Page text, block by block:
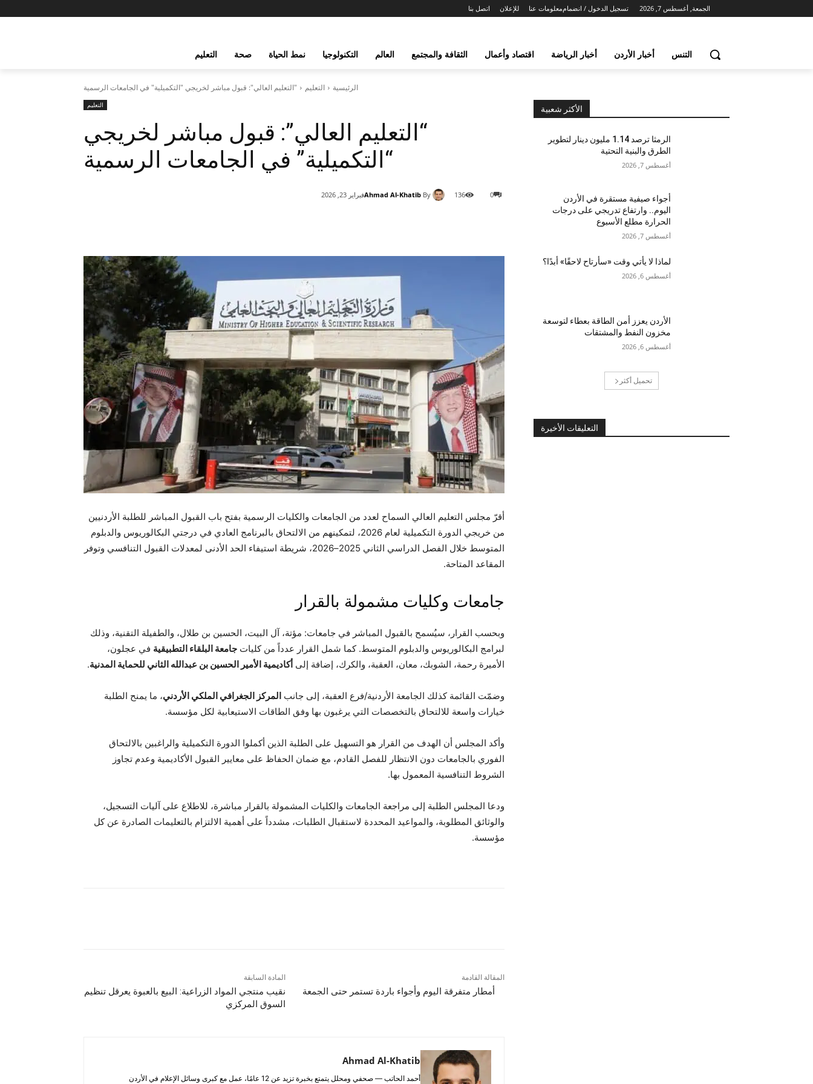
الجمعة, أغسطس 7, 2026 تسجيل الدخول / انضمام اتصل بنا للإعلان معلومات عنا
التنس أخبار الأردن أخبار الرياضة اقتصاد وأعمال الثقافة والمجتمع العالم التكنولوجيا نمط الحياة صحة التعليم
الرئيسية التعليم "التعليم العالي": قبول مباشر لخريجي "التكميلية" في الجامعات الرسمية
التعليم
“التعليم العالي”: قبول مباشر لخريجي
“التكميلية” في الجامعات الرسمية
By
Ahmad Al-Khatibفبراير 23, 2026 0
136
أقرّ مجلس التعليم العالي السماح لعدد من الجامعات والكليات الرسمية بفتح باب القبول المباشر للطلبة الأردنيين
من خريجي الدورة التكميلية لعام 2026، لتمكينهم من الالتحاق بالبرنامج العادي في درجتي البكالوريوس والدبلوم
المتوسط خلال الفصل الدراسي الثاني 2025–2026، شريطة استيفاء الحد الأدنى لمعدلات القبول التنافسي وتوفر
المقاعد المتاحة.
جامعات وكليات مشمولة بالقرار
وبحسب القرار، سيُسمح بالقبول المباشر في جامعات: مؤتة، آل البيت، الحسين بن طلال، والطفيلة التقنية، وذلك
لبرامج البكالوريوس والدبلوم المتوسط. كما شمل القرار عدداً من كليات جامعة البلقاء التطبيقية في عجلون،
الأميرة رحمة، الشوبك، معان، العقبة، والكرك، إضافة إلى أكاديمية الأمير الحسين بن عبدالله الثاني للحماية المدنية.
وضمّت القائمة كذلك الجامعة الأردنية/فرع العقبة، إلى جانب المركز الجغرافي الملكي الأردني، ما يمنح الطلبة
خيارات واسعة للالتحاق بالتخصصات التي يرغبون بها وفق الطاقات الاستيعابية لكل مؤسسة.
وأكد المجلس أن الهدف من القرار هو التسهيل على الطلبة الذين أكملوا الدورة التكميلية والراغبين بالالتحاق
الفوري بالجامعات دون الانتظار للفصل القادم، مع ضمان الحفاظ على معايير القبول الأكاديمية وعدم تجاوز
الشروط التنافسية المعمول بها.
ودعا المجلس الطلبة إلى مراجعة الجامعات والكليات المشمولة بالقرار مباشرة، للاطلاع على آليات التسجيل،
والوثائق المطلوبة، والمواعيد المحددة لاستقبال الطلبات، مشدداً على أهمية الالتزام بالتعليمات الصادرة عن كل
مؤسسة.
المادة السابقة
نقيب منتجي المواد الزراعية: البيع بالعبوة يعرقل تنظيم
السوق المركزي
المقالة القادمة
أمطار متفرقة اليوم وأجواء باردة تستمر حتى الجمعة
Ahmad Al-Khatib
أحمد الحاتب — صحفي ومحلل يتمتع بخبرة تزيد عن 12 عامًا، عمل مع كبرى وسائل الإعلام في الأردن
الأكثر شعبية
الرمثا ترصد 1.14 مليون دينار لتطوير
الطرق والبنية التحتية
أغسطس 7, 2026
أجواء صيفية مستقرة في الأردن
اليوم.. وارتفاع تدريجي على درجات
الحرارة مطلع الأسبوع
أغسطس 7, 2026
لماذا لا يأتي وقت «سأرتاح لاحقًا» أبدًا؟
أغسطس 6, 2026
الأردن يعزز أمن الطاقة بعطاء لتوسعة
مخزون النفط والمشتقات
أغسطس 6, 2026
تحميل أكثر
التعليقات الأخيرة